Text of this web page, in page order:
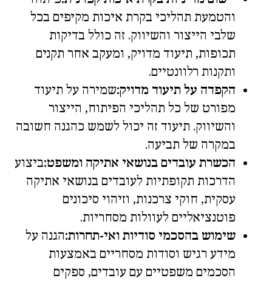
והטמעת תהליכי בקרת איכות מקיפים בכל
שלבי הייצור והשיווק. זה כולל בדיקות
תכופות, תיעוד מדויק, ומעקב אחר תקנים
ותקנות רלוונטיים.
הקפדה על תיעוד מדויק:שמירה על תיעוד
מפורט של כל תהליכי הפיתוח, הייצור
והשיווק. תיעוד זה יכול לשמש כהגנה חשובה
במקרה של תביעה.
הכשרת עובדים בנושאי אתיקה ומשפט:ביצוע
הדרכות תקופתיות לעובדים בנושאי אתיקה
עסקית, חוקי צרכנות, וזיהוי סיכונים
פוטנציאליים לעוולות מסחריות.
שימוש בהסכמי סודיות ואי-תחרות:הגנה על
מידע רגיש וסודות מסחריים באמצעות
הסכמים משפטיים עם עובדים, ספקים